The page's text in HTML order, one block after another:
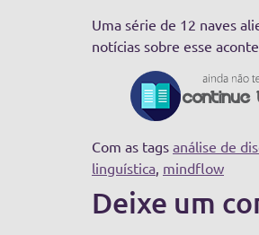
Uma série de 12 naves
notícias sobre esse
Com as tags análise de
linguística, mindflow
Deixe um